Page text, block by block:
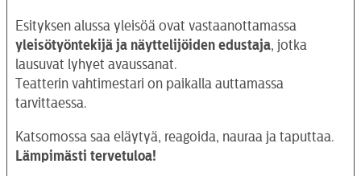
Esityksen alussa yleisöä ovat vastaanottamassa
yleisötyöntekijä ja näyttelijöiden edustaja , jotka
lausuvat lyhyet avaussanat.
Teatterin vahtimestari on paikalla auttamassa
tarvittaessa.
Katsomossa saa eläytyä, reagoida, nauraa ja taputtaa.
Lämpimästi tervetuloa!